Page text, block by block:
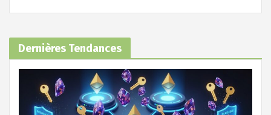
Dernières Tendances